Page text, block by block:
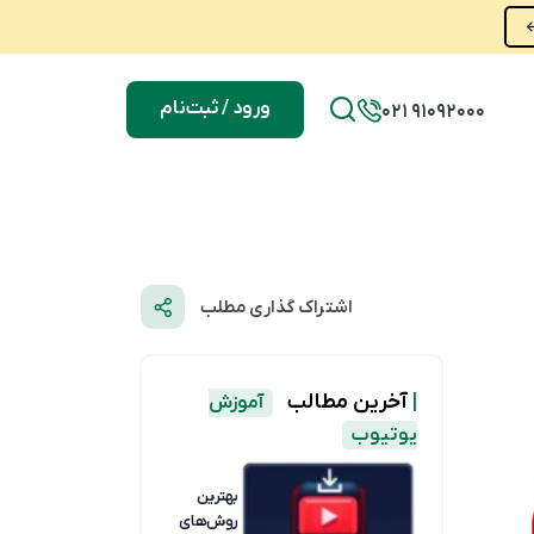
021 91092000 ورود / ثبت‌نام
اشتراک گذاری مطلب
آخرین مطالب
آموزش
یوتیوب
بهترین
روش‌های